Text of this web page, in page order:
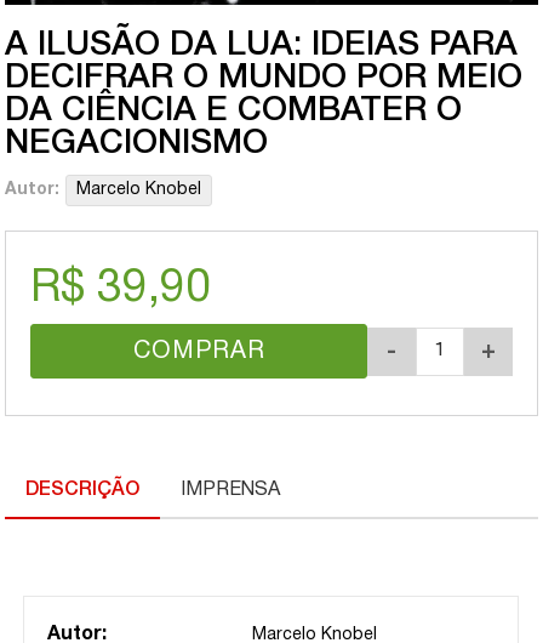
A ILUSÃO DA LUA: IDEIAS PARA
DECIFRAR O MUNDO POR MEIO
DA CIÊNCIA E COMBATER O
NEGACIONISMO
Autor: Marcelo Knobel
R$ 39,90
COMPRAR - +
DESCRIÇÃO IMPRENSA
Autor: Marcelo Knobel